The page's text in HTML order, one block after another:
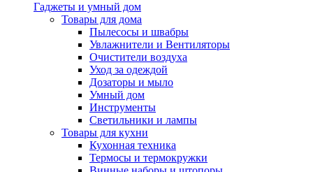
Гаджеты и умный дом
Товары для дома
Пылесосы и швабры
Увлажнители и Вентиляторы
Очистители воздуха
Уход за одеждой
Дозаторы и мыло
Умный дом
Инструменты
Светильники и лампы
Товары для кухни
Кухонная техника
Термосы и термокружки